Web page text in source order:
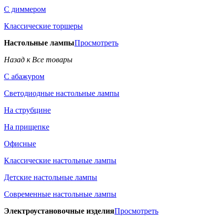
С диммером
Классические торшеры
Настольные лампыПросмотреть
Назад к Все товары
С абажуром
Светодиодные настольные лампы
На струбцине
На прищепке
Офисные
Классические настольные лампы
Детские настольные лампы
Современные настольные лампы
Электроустановочные изделияПросмотреть